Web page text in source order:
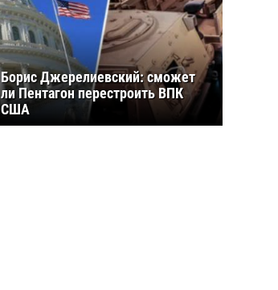
Борис Джерелиевский: сможет
ли Пентагон перестроить ВПК
США